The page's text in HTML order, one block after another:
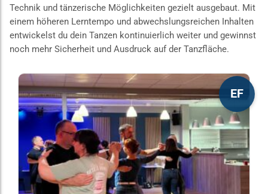
Technik und tänzerische Möglichkeiten gezielt ausgebaut. Mit
einem höheren Lerntempo und abwechslungsreichen Inhalten
entwickelst du dein Tanzen kontinuierlich weiter und gewinnst
noch mehr Sicherheit und Ausdruck auf der Tanzfläche.
EF
Dieses
Produkt
weist
mehrere
Varianten
auf.
Die
Optionen